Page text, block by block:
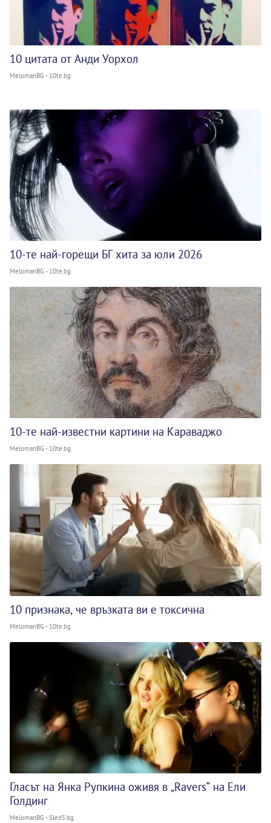
10 цитата от Анди Уорхол
MelomanBG - 10te.bg
10-те най-горещи БГ хита за юли 2026
MelomanBG - 10te.bg
10-те най-известни картини на Караваджо
MelomanBG - 10te.bg
10 признака, че връзката ви е токсична
MelomanBG - 10te.bg
Гласът на Янка Рупкина оживя в „Ravers“ на Ели
Голдинг
MelomanBG - Sled5.bg